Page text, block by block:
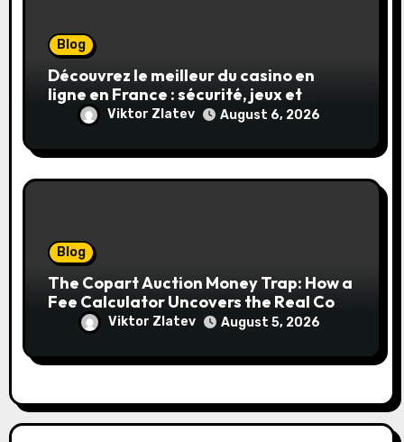
Blog
Découvrez le meilleur du casino en
ligne en France : sécurité, jeux et
conseils pratiques
Viktor Zlatev August 6, 2026
Blog
The Copart Auction Money Trap: How a
Fee Calculator Uncovers the Real Cost
Before You Bid
Viktor Zlatev August 5, 2026